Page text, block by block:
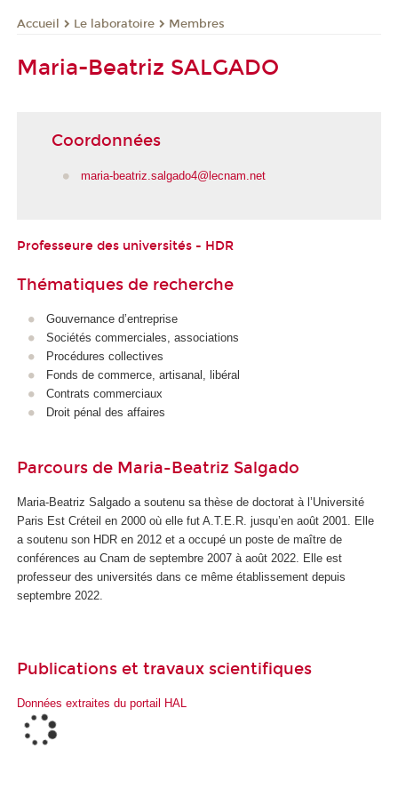
Accueil Le laboratoire Membres
Maria-Beatriz SALGADO
Coordonnées
maria-beatriz.salgado4@lecnam.net
Professeure des universités - HDR
Thématiques de recherche
Gouvernance d’entreprise
Sociétés commerciales, associations
Procédures collectives
Fonds de commerce, artisanal, libéral
Contrats commerciaux
Droit pénal des affaires
Parcours de Maria-Beatriz Salgado
Maria-Beatriz Salgado a soutenu sa thèse de doctorat à l’Université
Paris Est Créteil en 2000 où elle fut A.T.E.R. jusqu’en août 2001. Elle
a soutenu son HDR en 2012 et a occupé un poste de maître de
conférences au Cnam de septembre 2007 à août 2022. Elle est
professeur des universités dans ce même établissement depuis
septembre 2022.
Publications et travaux scientifiques
Données extraites du portail HAL